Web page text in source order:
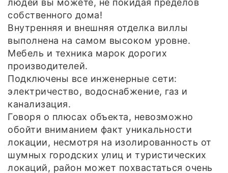
людей вы можете, не покидая пределов
собственного дома!
Внутренняя и внешняя отделка виллы
выполнена на самом высоком уровне.
Мебель и техника марок дорогих
производителей.
Подключены все инженерные сети:
электричество, водоснабжение, газ и
канализация.
Говоря о плюсах объекта, невозможно
обойти вниманием факт уникальности
локации, несмотря на изолированность от
шумных городских улиц и туристических
локаций, район может похвастаться очень